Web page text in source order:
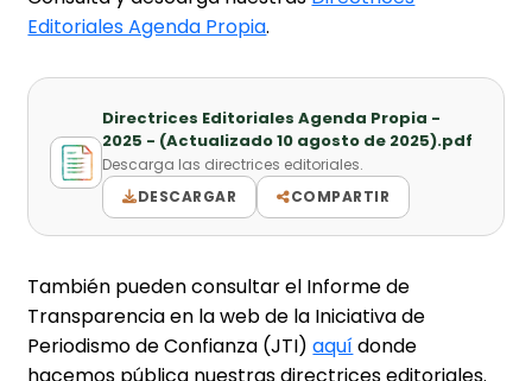
Editoriales Agenda Propia.
Directrices Editoriales Agenda Propia -
2025 - (Actualizado 10 agosto de 2025).pdf
Descarga las directrices editoriales.
DESCARGAR
COMPARTIR
También pueden consultar el Informe de
Transparencia en la web de la Iniciativa de
Periodismo de Confianza (JTI)aquídonde